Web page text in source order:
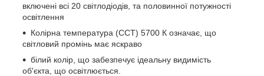
включені всі 20 світлодіодів, та половинної потужності
освітлення
Колірна температура (ССТ) 5700 К означає, що
світловий промінь має яскраво
білий колір, що забезпечує ідеальну видимість
об'єкта, що освітлюється.